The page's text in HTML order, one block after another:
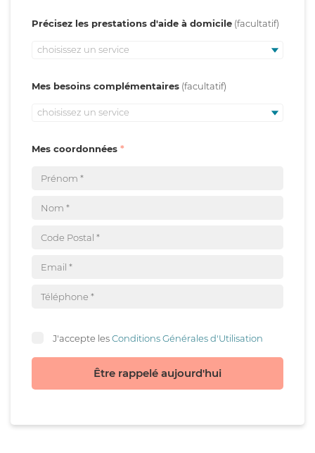
Précisez les prestations d'aide à domicile
choisissez un service
Mes besoins complémentaires
choisissez un service
Mes coordonnées
J'accepte lesConditions Générales d'Utilisation
Être rappelé aujourd'hui